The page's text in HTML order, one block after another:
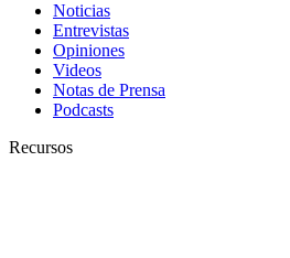
Noticias
Entrevistas
Opiniones
Videos
Notas de Prensa
Podcasts
Recursos